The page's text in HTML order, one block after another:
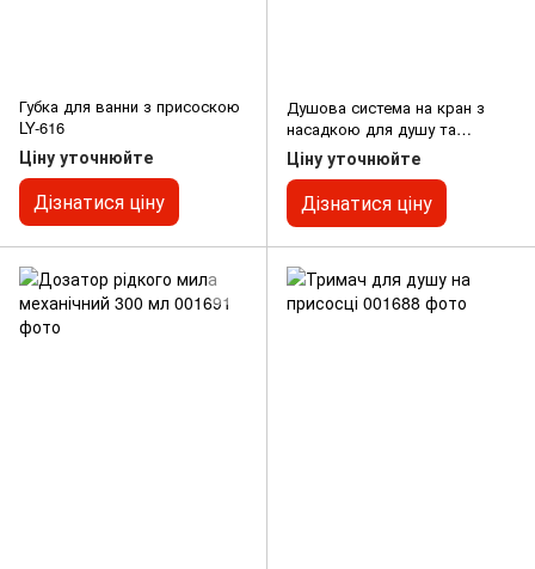
Губка для ванни з присоскою
LY-616
Ціну уточнюйте
Дізнатися ціну
Душова система на кран з
насадкою для душу та
гнучкою шлангою
Ціну уточнюйте
Дізнатися ціну